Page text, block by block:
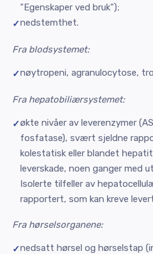
"Egenskaper ved bruk");
nedstemthet.
Fra blodsystemet:
nøytropeni, agranulocytose,
Fra hepatobiliærsystemet:
økte nivåer av leverenzymer
fosfatase), svært sjeldne
kolestatisk eller blandet
leverskade, noen ganger med
Isolerte tilfeller av
rapportert, som kan kreve
Fra hørselsorganene:
nedsatt hørsel og hørselstap